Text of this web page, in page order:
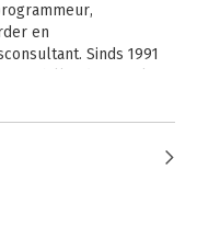
en
Sinds 1991